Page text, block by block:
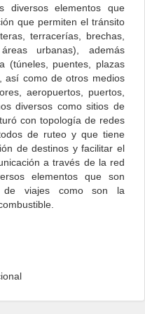
diversos elementos que
que permiten el tránsito
terracerías, brechas,
urbanas), además
(túneles, puentes, plazas
así como de otros medios
aeropuertos, puertos,
diversos como sitios de
con topología de redes
de ruteo y que tiene
de destinos y facilitar el
a través de la red
elementos que son
de viajes como son la